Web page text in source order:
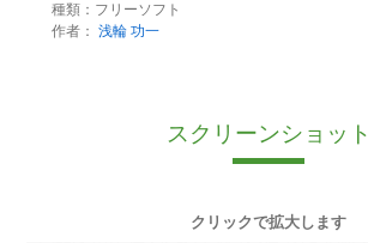
種類：フリーソフト
作者： 浅輪 功一
スクリーンショット
クリックで拡大します